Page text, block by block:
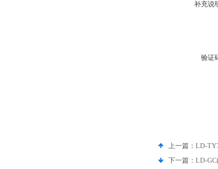
补充说
验证
上一篇： LD-
下一篇： LD-